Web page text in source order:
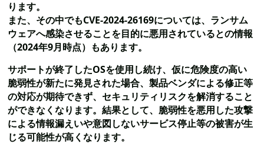
ります。
また、その中でもCVE-2024-26169については、ランサム
ウェアへ感染させることを目的に悪用されているとの情報
（2024年9月時点）もあります。
サポートが終了したOSを使用し続け、仮に危険度の高い
脆弱性が新たに発見された場合、製品ベンダによる修正等
の対応が期待できず、セキュリティリスクを解消すること
ができなくなります。結果として、脆弱性を悪用した攻撃
による情報漏えいや意図しないサービス停止等の被害が生
じる可能性が高くなります。